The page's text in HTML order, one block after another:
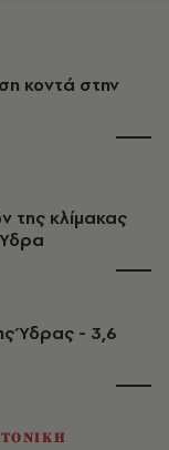
κοντά στην
της κλίμακας
Ύδρας - 3,6